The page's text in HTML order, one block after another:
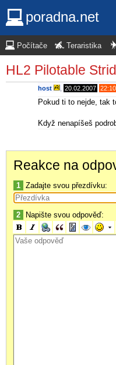
poradna.net
Počítače Teraristika
HL2 Pilotable
host 20.02.2007 22:10
Pokud ti to nejde, tak
Když nenapíšeš
Reakce na
1 Zadajte svou přezdívku:
2 Napište svou odpověď: